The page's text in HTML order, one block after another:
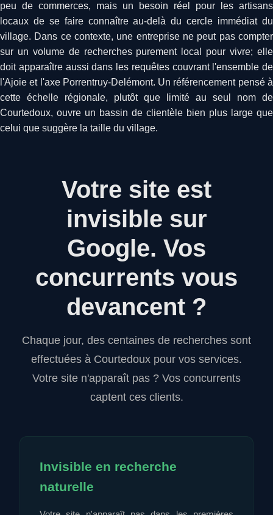
peu de commerces, mais un besoin réel pour les artisans
locaux de se faire connaître au-delà du cercle immédiat du
village. Dans ce contexte, une entreprise ne peut pas compter
sur un volume de recherches purement local pour vivre; elle
doit apparaître aussi dans les requêtes couvrant l'ensemble de
l'Ajoie et l'axe Porrentruy-Delémont. Un référencement pensé à
cette échelle régionale, plutôt que limité au seul nom de
Courtedoux, ouvre un bassin de clientèle bien plus large que
celui que suggère la taille du village.
Votre site est
invisible sur
Google. Vos
concurrents vous
devancent ?
Chaque jour, des centaines de recherches sont
effectuées à Courtedoux pour vos services.
Votre site n'apparaît pas ? Vos concurrents
captent ces clients.
Invisible en recherche
naturelle